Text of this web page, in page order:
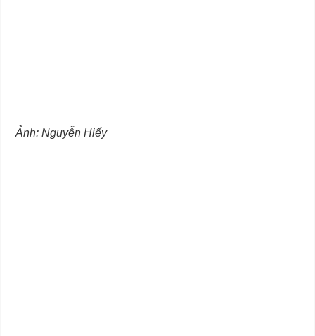
Ảnh: Nguyễn Hiếy